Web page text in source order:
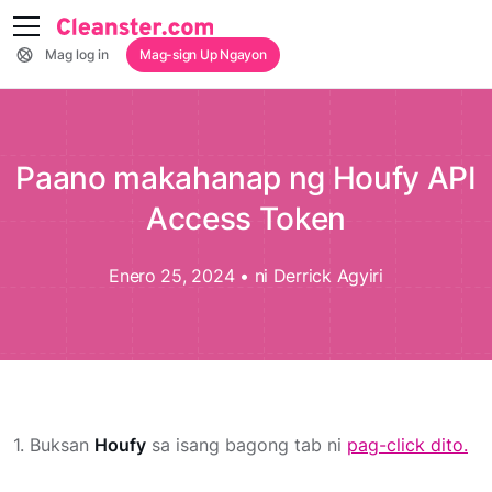
Mag log in Mag-sign Up Ngayon
Paano makahanap ng Houfy API
Access Token
Enero 25, 2024 • ni Derrick Agyiri
1. Buksan Houfy sa isang bagong tab ni pag-click dito.